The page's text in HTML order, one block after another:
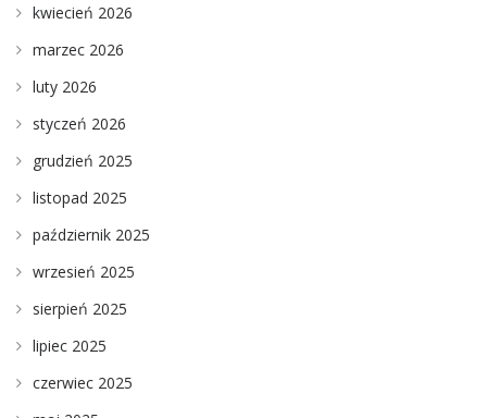
kwiecień 2026
marzec 2026
luty 2026
styczeń 2026
grudzień 2025
listopad 2025
październik 2025
wrzesień 2025
sierpień 2025
lipiec 2025
czerwiec 2025